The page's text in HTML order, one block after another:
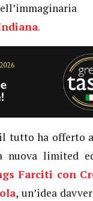
.
tutto ha offerto
nuova limited
Farciti con
, un’idea